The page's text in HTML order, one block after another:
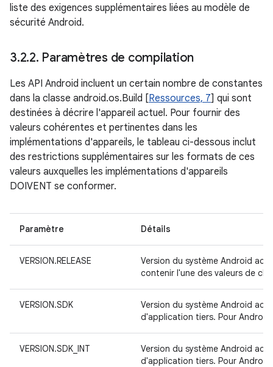
liste des exigences supplémentaires liées au modèle de
sécurité Android.
3.2.2. Paramètres de compilation
Les API Android incluent un certain nombre de constantes
dans la classe android.os.Build [Ressources, 7] qui sont
destinées à décrire l'appareil actuel. Pour fournir des
valeurs cohérentes et pertinentes dans les
implémentations d'appareils, le tableau ci-dessous inclut
des restrictions supplémentaires sur les formats de ces
valeurs auxquelles les implémentations d'appareils
DOIVENT se conformer.
Paramètre Détails
VERSION.RELEASE
Version du système Android
contenir l'une des valeurs de
VERSION.SDK
Version du système Android
d'application tiers. Pour Android
VERSION.SDK_INT
Version du système Android
d'application tiers. Pour Android